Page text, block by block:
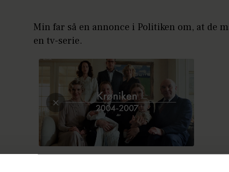
Min far så en annonce i Politiken om, at de
en tv-serie.